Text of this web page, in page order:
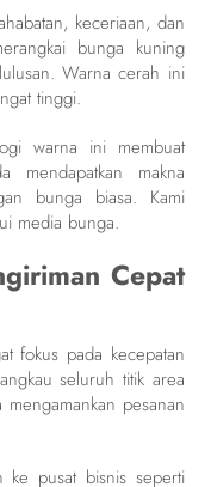
keceriaan, dan
bunga kuning
Warna cerah ini
tinggi.
warna ini membuat
mendapatkan makna
bunga biasa. Kami
media bunga.
Cepat
fokus pada kecepatan
seluruh titik area
pesanan
ke pusat bisnis seperti